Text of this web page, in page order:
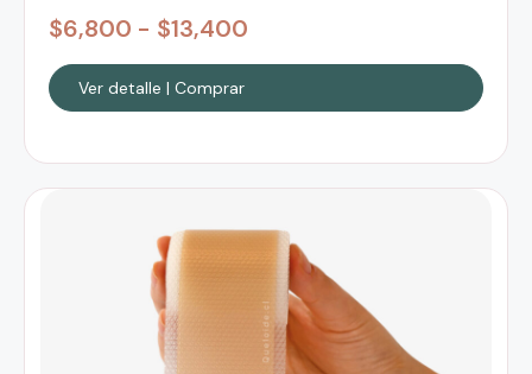
$6,800 - $13,400
Ver detalle | Comprar